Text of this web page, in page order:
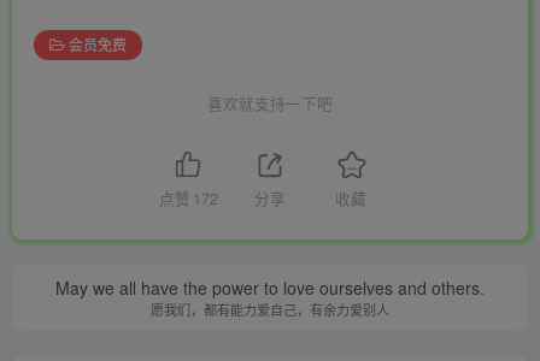
会员免费
喜欢就支持一下吧
点赞 172 分享 收藏
May we all have the power to love ourselves and others.
愿我们，都有能力爱自己，有余力爱别人